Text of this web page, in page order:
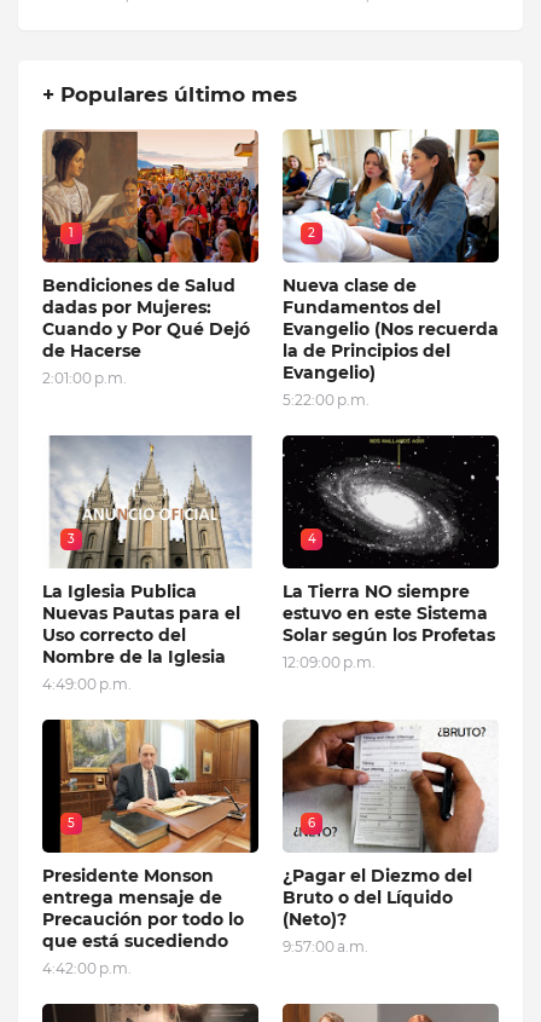
+ Populares último mes
1
Bendiciones de Salud
dadas por Mujeres:
Cuando y Por Qué Dejó
de Hacerse
2:01:00 p.m.
2
Nueva clase de
Fundamentos del
Evangelio (Nos recuerda
la de Principios del
Evangelio)
5:22:00 p.m.
3
La Iglesia Publica
Nuevas Pautas para el
Uso correcto del
Nombre de la Iglesia
4:49:00 p.m.
4
La Tierra NO siempre
estuvo en este Sistema
Solar según los Profetas
12:09:00 p.m.
5
Presidente Monson
entrega mensaje de
Precaución por todo lo
que está sucediendo
4:42:00 p.m.
6
¿Pagar el Diezmo del
Bruto o del Líquido
(Neto)?
9:57:00 a.m.